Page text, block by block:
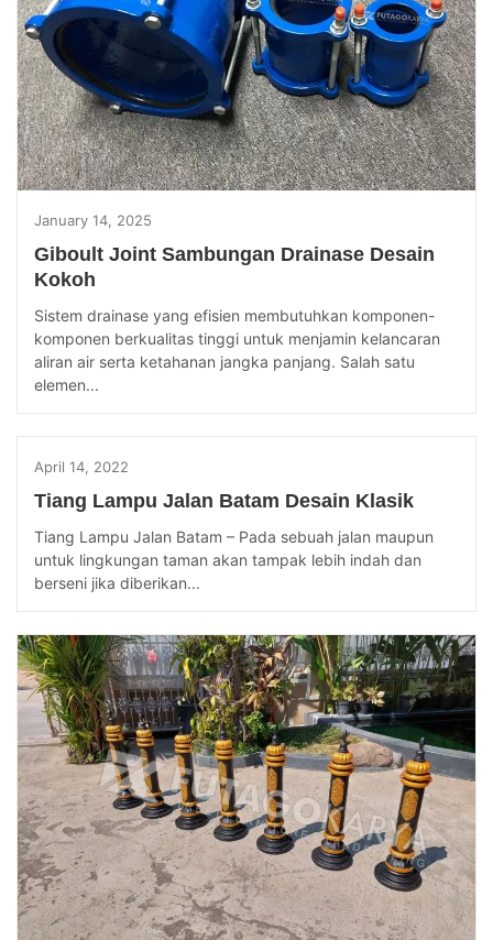
January 14, 2025
Giboult Joint Sambungan Drainase Desain
Kokoh
Sistem drainase yang efisien membutuhkan komponen-
komponen berkualitas tinggi untuk menjamin kelancaran
aliran air serta ketahanan jangka panjang. Salah satu
elemen...
April 14, 2022
Tiang Lampu Jalan Batam Desain Klasik
Tiang Lampu Jalan Batam – Pada sebuah jalan maupun
untuk lingkungan taman akan tampak lebih indah dan
berseni jika diberikan...